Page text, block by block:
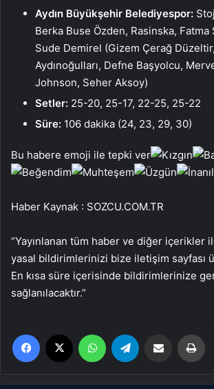
Aydın Büyükşehir Belediyespor:
Berka Buse Özden, Rasinska,
Sude Demirel (Gizem Çerağ
Aydınoğulları, Defne Başyolcu,
Johnson, Seher Aksoy)
Setler: 25-20, 25-17, 22-25, 25-22
Süre: 106 dakika (24, 23, 29, 30)
Bu habere emoji ile tepki ver
Haber Kaynak : SOZCU.COM.TR
“Yayınlanan tüm haber ve diğer içerikler
yasal bildirimlerinizi bize iletişim sayfası
En kısa süre içerisinde bildirimlerinize
sağlanılacaktır.”
Facebook WhatsApp Email'den paylaş